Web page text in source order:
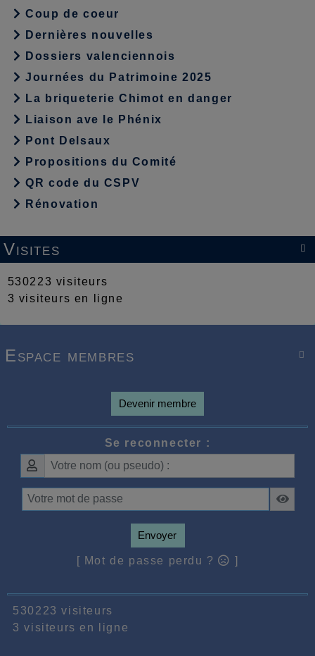
Coup de coeur
Dernières nouvelles
Dossiers valenciennois
Journées du Patrimoine 2025
La briqueterie Chimot en danger
Liaison ave le Phénix
Pont Delsaux
Propositions du Comité
QR code du CSPV
Rénovation

Visites
530223 visiteurs
3 visiteurs en ligne

Espace membres
Devenir membre
Se reconnecter :
Envoyer
[ Mot de passe perdu ? ]
530223 visiteurs
3 visiteurs en ligne